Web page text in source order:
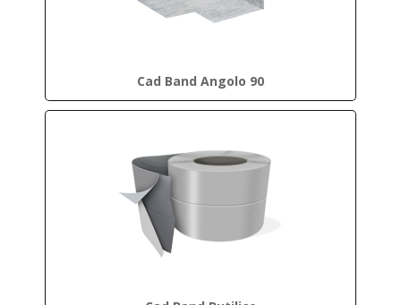
Cad Band Angolo 90